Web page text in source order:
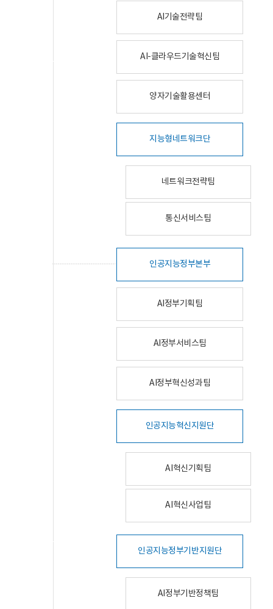
AI기술전략팀
AI-클라우드기술혁신팀
양자기술활용센터
지능형네트워크단
네트워크전략팀
통신서비스팀
인공지능정부본부
AI정부기획팀
AI정부서비스팀
AI정부혁신성과팀
인공지능혁신지원단
AI혁신기획팀
AI혁신사업팀
인공지능정부기반지원단
AI정부기반정책팀